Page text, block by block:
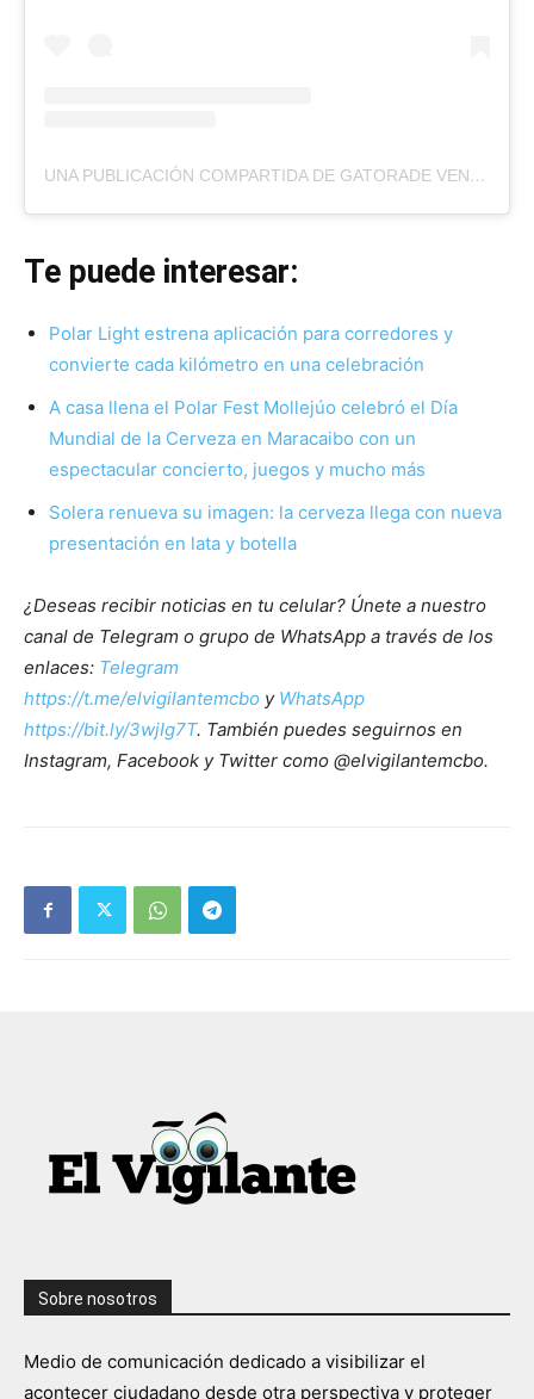
UNA PUBLICACIÓN COMPARTIDA DE GATORADE VENEZUELA (@GATORADEVZLA)
Te puede interesar:
Polar Light estrena aplicación para corredores y
convierte cada kilómetro en una celebración
A casa llena el Polar Fest Mollejúo celebró el Día
Mundial de la Cerveza en Maracaibo con un
espectacular concierto, juegos y mucho más
Solera renueva su imagen: la cerveza llega con nueva
presentación en lata y botella
¿Deseas recibir noticias en tu celular? Únete a nuestro
canal de Telegram o grupo de WhatsApp a través de los
enlaces: Telegram
https://t.me/elvigilantemcbo y WhatsApp
https://bit.ly/3wjIg7T. También puedes seguirnos en
Instagram, Facebook y Twitter como @elvigilantemcbo.
Sobre nosotros
Medio de comunicación dedicado a visibilizar el
acontecer ciudadano desde otra perspectiva y proteger